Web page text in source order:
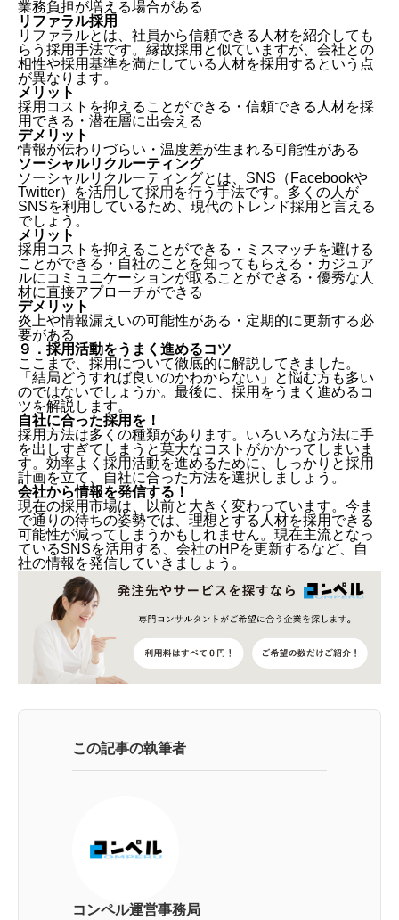
業務負担が増える場合がある
リファラル採用
リファラルとは、社員から信頼できる人材を紹介しても
らう採用手法です。縁故採用と似ていますが、会社との
相性や採用基準を満たしている人材を採用するという点
が異なります。
メリット
採用コストを抑えることができる・信頼できる人材を採
用できる・潜在層に出会える
デメリット
情報が伝わりづらい・温度差が生まれる可能性がある
ソーシャルリクルーティング
ソーシャルリクルーティングとは、SNS（Facebookや
Twitter）を活用して採用を行う手法です。多くの人が
SNSを利用しているため、現代のトレンド採用と言える
でしょう。
メリット
採用コストを抑えることができる・ミスマッチを避ける
ことができる・自社のことを知ってもらえる・カジュア
ルにコミュニケーションが取ることができる・優秀な人
材に直接アプローチができる
デメリット
炎上や情報漏えいの可能性がある・定期的に更新する必
要がある
９．採用活動をうまく進めるコツ
ここまで、採用について徹底的に解説してきました。
「結局どうすれば良いのかわからない」と悩む方も多い
のではないでしょうか。最後に、採用をうまく進めるコ
ツを解説します。
自社に合った採用を！
採用方法は多くの種類があります。いろいろな方法に手
を出しすぎてしまうと莫大なコストがかかってしまいま
す。効率よく採用活動を進めるために、しっかりと採用
計画を立て、自社に合った方法を選択しましょう。
会社から情報を発信する！
現在の採用市場は、以前と大きく変わっています。今ま
で通りの待ちの姿勢では、理想とする人材を採用できる
可能性が減ってしまうかもしれません。現在主流となっ
ているSNSを活用する、会社のHPを更新するなど、自
社の情報を発信していきましょう。
この記事の執筆者
コンペル運営事務局